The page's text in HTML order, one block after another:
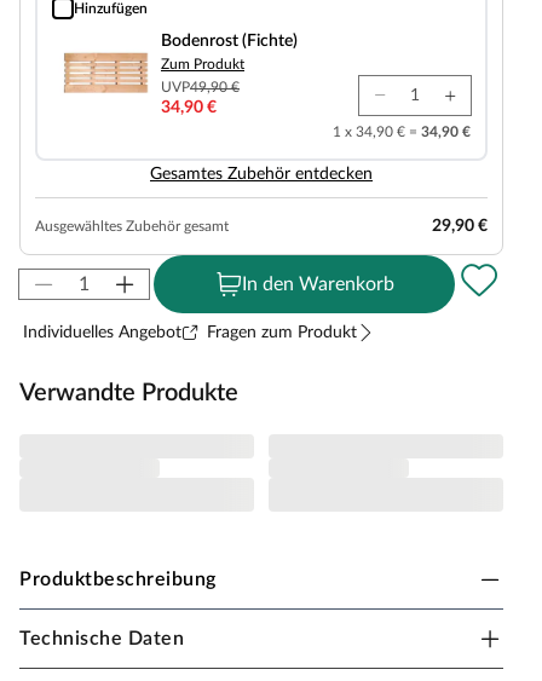
Hinzufügen
Bodenrost (Fichte)
Bodenrost (Fichte)
Zum Produkt
UVP49,90 €
34,90 €
1 x 34,90 € = 34,90 €
Gesamtes Zubehör entdecken
Ausgewähltes Zubehör gesamt 29,90 €
In den Warenkorb
Individuelles Angebot Fragen zum Produkt
Verwandte Produkte
Produktbeschreibung
Karibu Innensauna Gobin in Systembauweise für
2-3 Personen
Technische Daten